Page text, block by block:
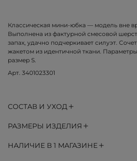
Классическая мини-юбка — модель вне
Выполнена из фактурной смесовой
запах, удачно подчеркивает силуэт.
жакетом из идентичной ткани.
размер S.
Арт. 3401023301
СОСТАВ И УХОД
РАЗМЕРЫ ИЗДЕЛИЯ
НАЛИЧИЕ В 1 МАГАЗИНЕ